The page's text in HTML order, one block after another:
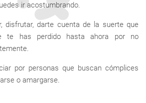
ir acostumbrando.
disfrutar, darte cuenta de la suerte que
te has perdido hasta ahora por no
por personas que buscan cómplices
o amargarse.